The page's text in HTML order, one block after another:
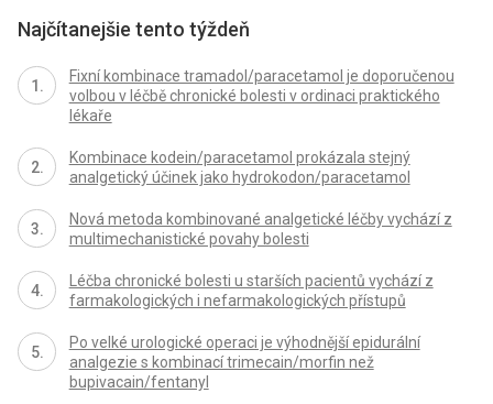
Najčítanejšie tento týždeň
Fixní kombinace tramadol/paracetamol je doporučenou
volbou v léčbě chronické bolesti v ordinaci praktického
lékaře
Kombinace kodein/paracetamol prokázala stejný
analgetický účinek jako hydrokodon/paracetamol
Nová metoda kombinované analgetické léčby vychází z
multimechanistické povahy bolesti
Léčba chronické bolesti u starších pacientů vychází z
farmakologických i nefarmakologických přístupů
Po velké urologické operaci je výhodnější epidurální
analgezie s kombinací trimecain/morfin než
bupivacain/fentanyl